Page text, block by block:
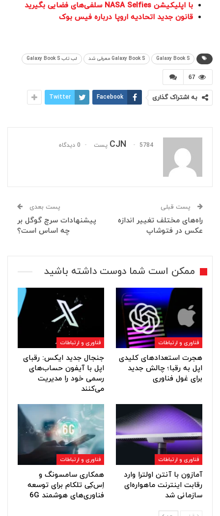
با اپلیکیشن NASA Selfies سلفی‌های فضایی بگیرید
قانون جدید اتحادیه اروپا درباره فیس بوک
Galaxy Book S Galaxy Book S معرفی شد لب تاب Galaxy Book S
67
به اشتراک گذاری Facebook
Twitter
CJN 5784 پست 0 دیدگاه
پست قبلی
راه‌های مختلف تغییر اندازه
عکس در فتوشاپ
پست بعدی
پیشنهادات سرچ گوگل بر
چه اساس است؟
ممکن است شما دوست داشته باشید
فناوری و ارتباطات
هجرت استعدادهای کلیدی
اپل به رقبا؛ چالش جدید
برای غول فناوری
فناوری و ارتباطات
جنجال جدید ایکس: رقبای
اپل با آیفون حساب‌های
رسمی خود را مدیریت
می‌کنند
فناوری و ارتباطات
آمازون با آنتن اولترا وارد
رقابت اینترنت ماهواره‌ای
سازمانی شد
فناوری و ارتباطات
همکاری سامسونگ و
اِس‌کِی تلکام برای توسعه
فناوری‌های هوشمند 6G